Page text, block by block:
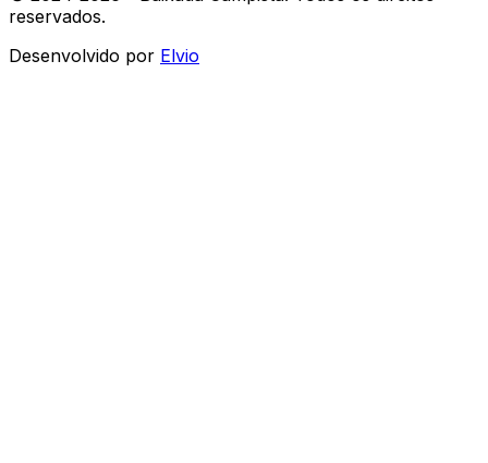
reservados.
Desenvolvido por Elvio